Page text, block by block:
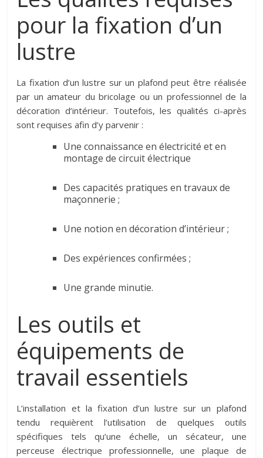
pour la fixation d’un
lustre
La fixation d’un lustre sur un plafond peut être réalisée
par un amateur du bricolage ou un professionnel de la
décoration d’intérieur. Toutefois, les qualités ci-après
sont requises afin d’y parvenir :
Une connaissance en électricité et en
montage de circuit électrique
Des capacités pratiques en travaux de
maçonnerie ;
Une notion en décoration d’intérieur ;
Des expériences confirmées ;
Une grande minutie.
Les outils et
équipements de
travail essentiels
L’installation et la fixation d’un lustre sur un plafond
tendu requièrent l’utilisation de quelques outils
spécifiques tels qu’une échelle, un sécateur, une
perceuse électrique professionnelle, une plaque de